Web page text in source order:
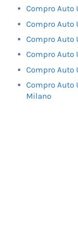
Compro Auto
Compro Auto
Compro Auto
Compro Auto
Compro Auto
Compro Auto
Milano